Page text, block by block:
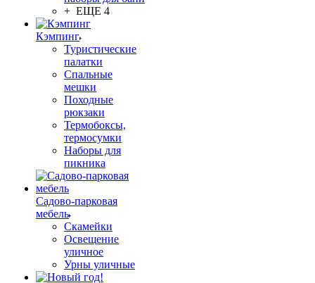
+ ЕЩЕ 4
Кэмпинг
Туристические
палатки
Спальные
мешки
Походные
рюкзаки
Термобоксы,
термосумки
Наборы для
пикника
Садово-парковая
мебель
Скамейки
Освещение
уличное
Урны уличные